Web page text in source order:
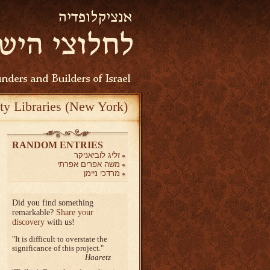
Libraries (New York)
RANDOM ENTRIES
זליג לוביאניקר
משה אפרים אפרתי
מרדכי ניימן
Did you find something
remarkable? Share your
discovery with us!
It is difficult to overstate the
significance of this project.
Haaretz